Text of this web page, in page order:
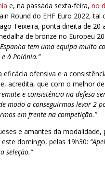
e, na passada sexta-feira,no
Round do EHF Euro 2022, tal
Teixeira, ponta direita de 20
de bronze no Europeu
Espanha tem uma equipa muito
à Polónia.”
ofensiva e a
acredita, que com o melhor
e consistência na defesa
modo a conseguirmos levar 2
em frente na competição.”
e amantes da modalidade,
domingo, pelas 19h30:
seleção.”